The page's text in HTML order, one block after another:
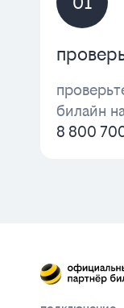
билайн
8 800